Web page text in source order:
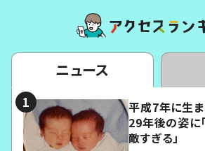
ニュース
平成7年に生
29年後の姿に
敵すぎる」